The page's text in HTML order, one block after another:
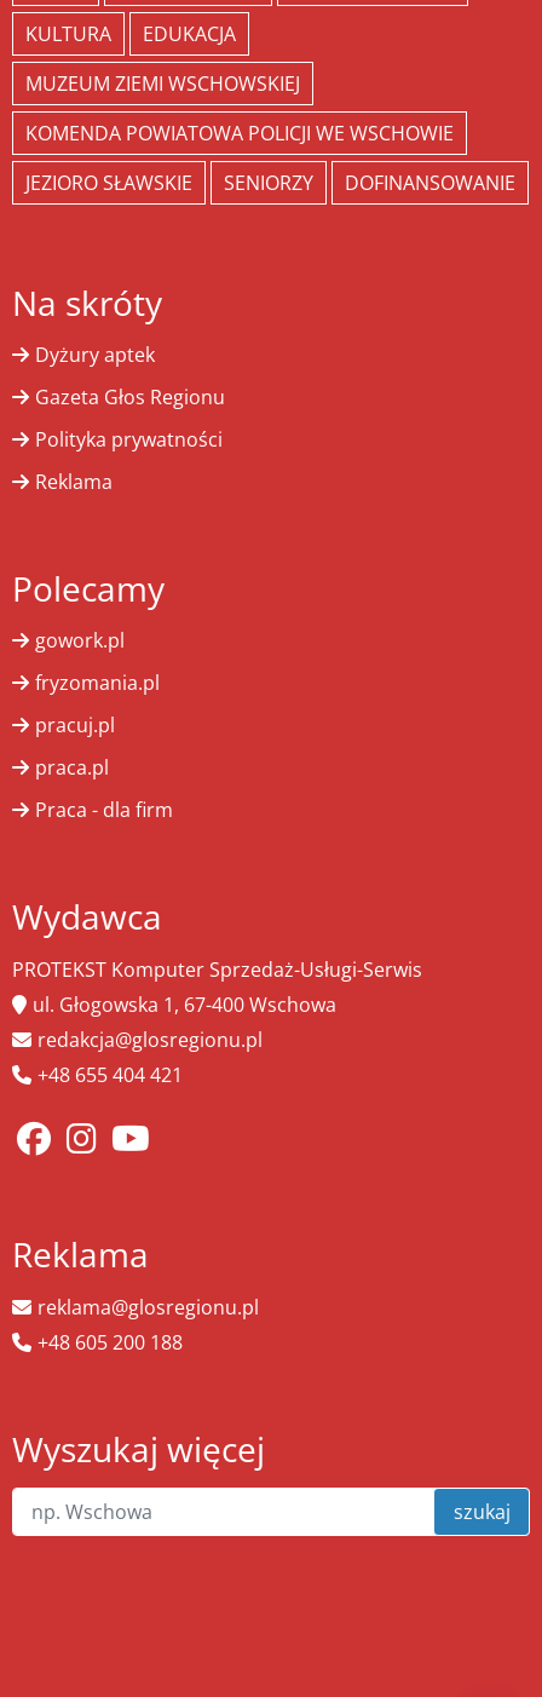
KULTURA
EDUKACJA
MUZEUM ZIEMI WSCHOWSKIEJ
KOMENDA POWIATOWA POLICJI WE WSCHOWIE
JEZIORO SŁAWSKIE
SENIORZY DOFINANSOWANIE
Na skróty
Dyżury aptek
Gazeta Głos Regionu
Polityka prywatności
Reklama
Polecamy
gowork.pl
fryzomania.pl
pracuj.pl
praca.pl
Praca - dla firm
Wydawca
PROTEKST Komputer Sprzedaż-Usługi-Serwis
ul. Głogowska 1, 67-400 Wschowa
redakcja@glosregionu.pl
+48 655 404 421
Reklama
reklama@glosregionu.pl
+48 605 200 188
Wyszukaj więcej
szukaj